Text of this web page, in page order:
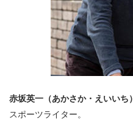
赤坂英一（あかさか・えいいち）
スポーツライター。